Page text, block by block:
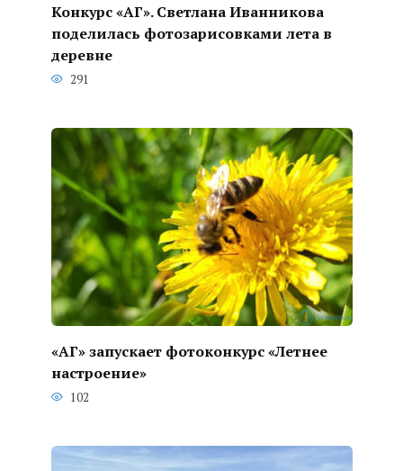
Конкурс «АГ». Светлана Иванникова
поделилась фотозарисовками лета в
деревне
291
«АГ» запускает фотоконкурс «Летнее
настроение»
102